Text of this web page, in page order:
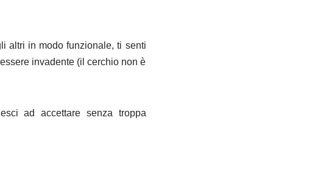
altri in modo funzionale, ti senti
invadente (il cerchio non è
ad accettare senza troppa